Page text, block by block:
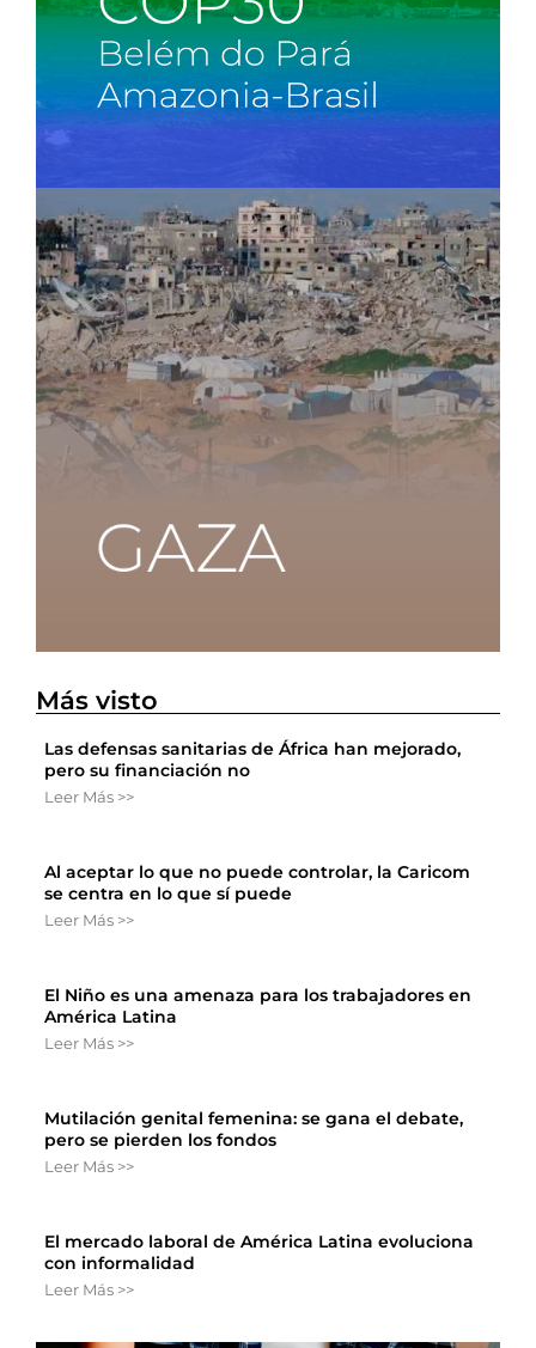
Más visto
Las defensas sanitarias de África han mejorado,
pero su financiación no
Leer Más >>
Al aceptar lo que no puede controlar, la Caricom
se centra en lo que sí puede
Leer Más >>
El Niño es una amenaza para los trabajadores en
América Latina
Leer Más >>
Mutilación genital femenina: se gana el debate,
pero se pierden los fondos
Leer Más >>
El mercado laboral de América Latina evoluciona
con informalidad
Leer Más >>